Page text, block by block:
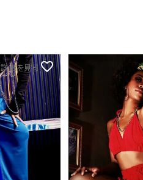
ボトムス
ワンピース
セットアップ
ルームウェア
オールインワン
詳細を見る